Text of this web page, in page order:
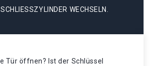
SCHLIESSZYLINDER WECHSELN.
Tür öffnen? Ist der Schlüssel